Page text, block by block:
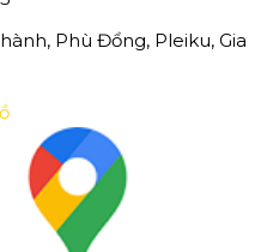
Phù Đổng, Pleiku, Gia